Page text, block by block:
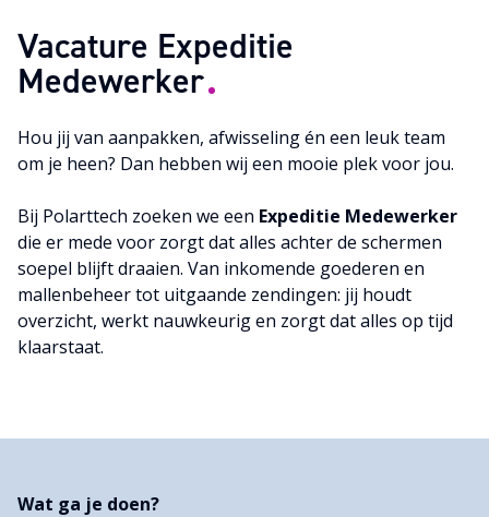
Vacature Expeditie
Medewerker
Hou jij van aanpakken, afwisseling én een leuk team
om je heen? Dan hebben wij een mooie plek voor jou.
Bij Polarttech zoeken we een Expeditie Medewerker
die er mede voor zorgt dat alles achter de schermen
soepel blijft draaien. Van inkomende goederen en
mallenbeheer tot uitgaande zendingen: jij houdt
overzicht, werkt nauwkeurig en zorgt dat alles op tijd
klaarstaat.
Wat ga je doen?